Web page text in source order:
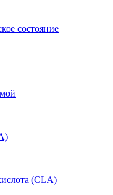
состояние
(CLA)